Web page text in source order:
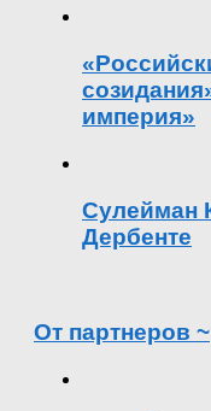
империя»
Сулейман
Дербенте
От партнеров ~